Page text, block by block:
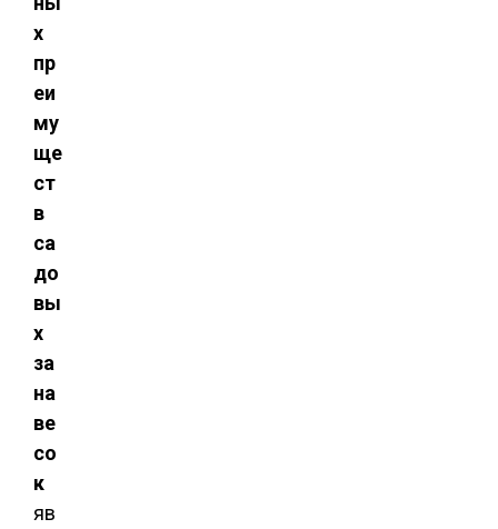
х
пр
еи
му
ще
ст
в
са
до
вы
х
за
на
ве
со
к
яв